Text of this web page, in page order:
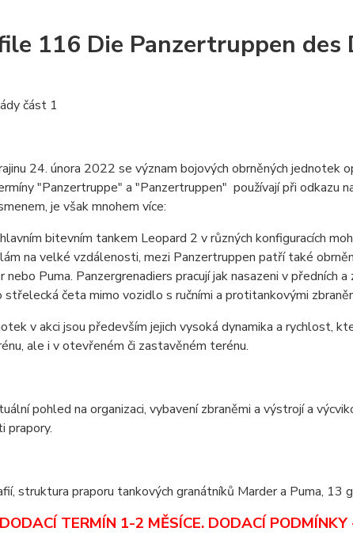
116 Die Panzertruppen des
část 1
24. února 2022 se význam bojových obrněných
"Panzertruppe" a "Panzertruppen" používají při odkazu
je však mnohem více:
bitevním tankem Leopard 2 v různých konfiguracích
na velké vzdálenosti, mezi Panzertruppen patří také
Puma. Panzergrenadiers pracují jak nasazeni v předních
četa mimo vozidlo s ručními a protitankovými
v akci jsou především jejich vysoká dynamika a rychlost,
ale i v otevřeném či zastavěném terénu.
pohled na organizaci, vybavení zbraněmi a výstrojí a
prapory.
struktura praporu tankových granátníků Marder a Puma, 13
TERMÍN 1-2 MĚSÍCE. DODACÍ